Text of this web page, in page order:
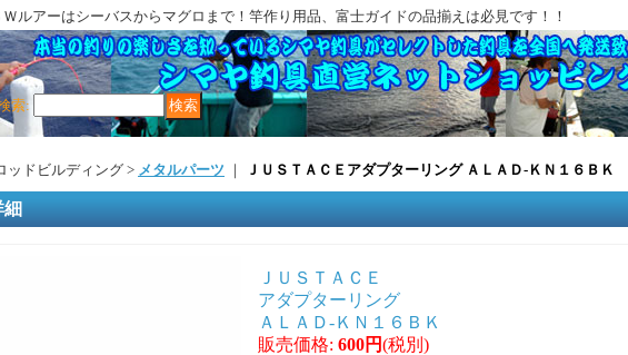
ルアーはシーバスからマグロまで！竿作り用品、富士ガイドの品揃えは必見です！！
索:
ッドビルディング > メタルパーツ ｜ ＪＵＳＴＡＣＥアダプターリング ＡＬＡＤ-ＫＮ１６ＢＫ
ＪＵＳＴＡＣＥ
アダプターリング
ＡＬＡＤ-ＫＮ１６ＢＫ
販売価格: 600円(税別)